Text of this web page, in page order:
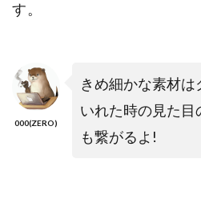
す。
000(ZERO)
きめ細かな素材は
いれた時の見た目
も繋がるよ!